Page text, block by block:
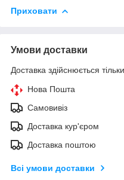
Приховати
Умови доставки
Доставка здійснюється
Нова Пошта
Самовивіз
Доставка кур'єром
Доставка поштою
Всі умови доставки